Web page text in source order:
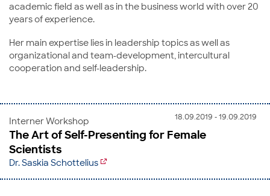
academic field as well as in the business world with over 20
years of experience.
Her main expertise lies in leadership topics as well as
organizational and team-development, intercultural
cooperation and self-leadership.
18.09.2019 - 19.09.2019
Interner Workshop
The Art of Self-Presenting for Female
Scientists
Dr. Saskia Schottelius